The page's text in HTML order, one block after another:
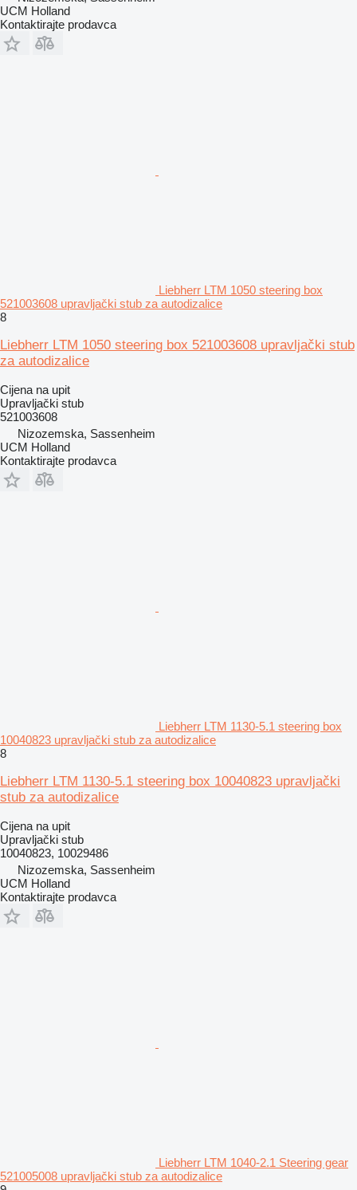
UCM Holland
Kontaktirajte prodavca
Liebherr LTM 1050 steering box
521003608 upravljački stub za autodizalice
8
Liebherr LTM 1050 steering box 521003608 upravljački stub
za autodizalice
Cijena na upit
Upravljački stub
521003608
Nizozemska, Sassenheim
UCM Holland
Kontaktirajte prodavca
Liebherr LTM 1130-5.1 steering box
10040823 upravljački stub za autodizalice
8
Liebherr LTM 1130-5.1 steering box 10040823 upravljački
stub za autodizalice
Cijena na upit
Upravljački stub
10040823, 10029486
Nizozemska, Sassenheim
UCM Holland
Kontaktirajte prodavca
Liebherr LTM 1040-2.1 Steering gear
521005008 upravljački stub za autodizalice